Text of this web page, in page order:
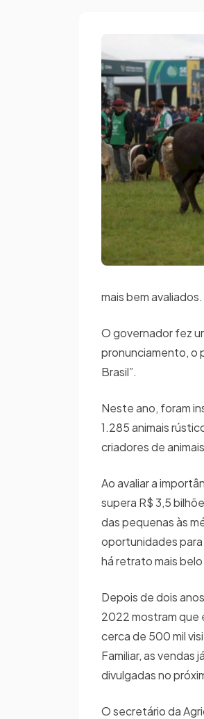
mais bem
O governador fez
pronunciamento, o
Brasil”.
Neste ano, foram
1.285 animais
criadores de
Ao avaliar a
supera R$ 3,5
das pequenas às
oportunidades
há retrato mais
Depois de dois
2022 mostram que
cerca de 500 mil
Familiar, as vendas
divulgadas no
O secretário da